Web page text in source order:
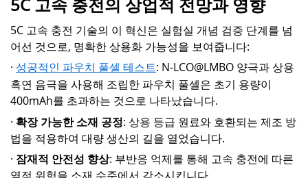
5C 고속 충전의 상업적 전망과 영향
5C 고속 충전 기술의 이 혁신은 실험실 개념 검증 단계를 넘
어선 것으로, 명확한 상용화 가능성을 보여줍니다:
· 성공적인 파우치 풀셀 테스트: N-LCO@LMBO 양극과 상용
흑연 음극을 사용해 조립한 파우치 풀셀은 초기 용량이
400mAh를 초과하는 것으로 나타났습니다.
· 확장 가능한 소재 공정: 상용 등급 원료와 호환되는 제조 방
법을 적용하여 대량 생산의 길을 열었습니다.
· 잠재적 안전성 향상: 부반응 억제를 통해 고속 충전에 따른